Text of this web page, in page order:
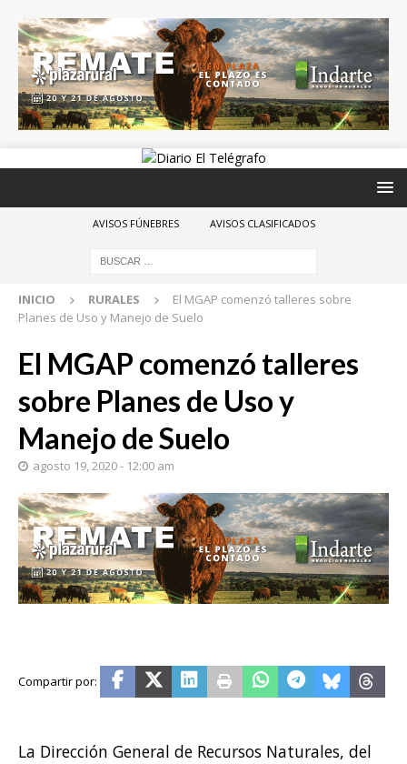
AVISOS FÚNEBRES AVISOS CLASIFICADOS
INICIO RURALES
El MGAP comenzó talleres sobre
Planes de Uso y Manejo de Suelo
El MGAP comenzó talleres
sobre Planes de Uso y
Manejo de Suelo
agosto 19, 2020 - 12:00 am
La Dirección General de Recursos Naturales, del